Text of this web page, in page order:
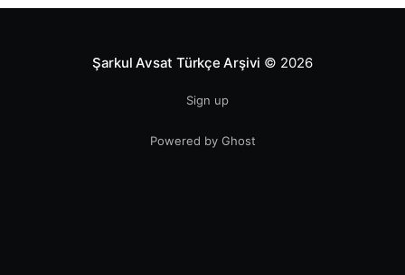
Şarkul Avsat Türkçe Arşivi © 2026
Sign up
Powered by Ghost